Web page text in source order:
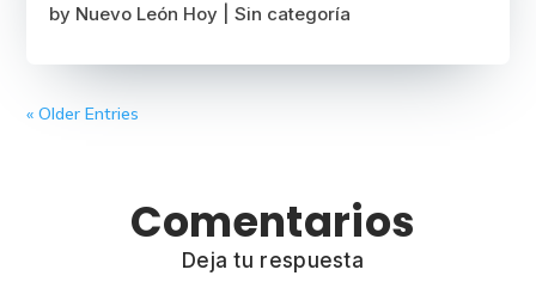
by Nuevo León Hoy |Sin categoría
« Older Entries
Comentarios
Deja tu respuesta